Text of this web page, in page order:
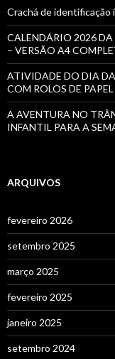
Crachá de identificação
CALENDÁRIO 2026
– VERSÃO A4
ATIVIDADE DO DIA
COM ROLOS DE
A AVENTURA NO
INFANTIL PARA A
ARQUIVOS
fevereiro 2026
setembro 2025
março 2025
fevereiro 2025
janeiro 2025
setembro 2024